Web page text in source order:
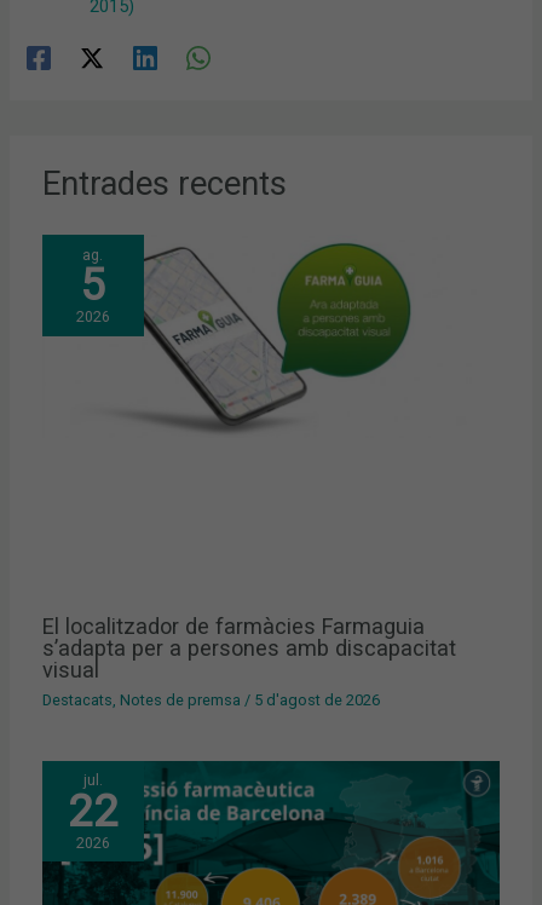
2015)
Entrades recents
ag.
5
2026
El localitzador de farmàcies Farmaguia
s’adapta per a persones amb discapacitat
visual
Destacats, Notes de premsa / 5 d'agost de 2026
jul.
22
2026